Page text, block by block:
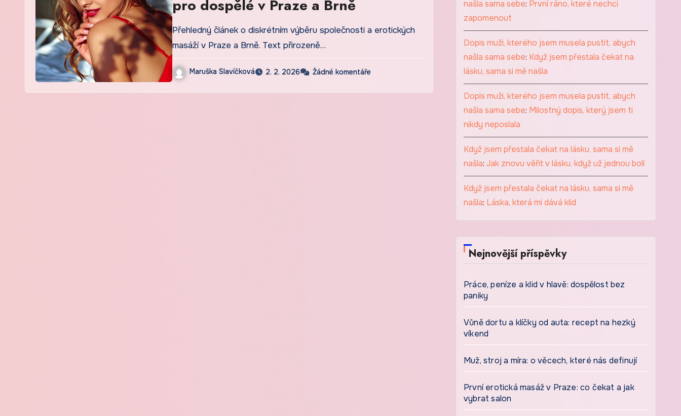
pro dospělé v Praze a Brně
Přehledný článek o diskrétním výběru společnosti a erotických
masáží v Praze a Brně. Text přirozeně…
Maruška Slavíčková 2. 2. 2026 Žádné komentáře
našla sama sebe: První ráno, které nechci
zapomenout
Dopis muži, kterého jsem musela pustit, abych
našla sama sebe: Když jsem přestala čekat na
lásku, sama si mě našla
Dopis muži, kterého jsem musela pustit, abych
našla sama sebe: Milostný dopis, který jsem ti
nikdy neposlala
Když jsem přestala čekat na lásku, sama si mě
našla: Jak znovu věřit v lásku, když už jednou bolí
Když jsem přestala čekat na lásku, sama si mě
našla: Láska, která mi dává klid
Nejnovější příspěvky
Práce, peníze a klid v hlavě: dospělost bez
paniky
Vůně dortu a klíčky od auta: recept na hezký
víkend
Muž, stroj a míra: o věcech, které nás definují
První erotická masáž v Praze: co čekat a jak
vybrat salon